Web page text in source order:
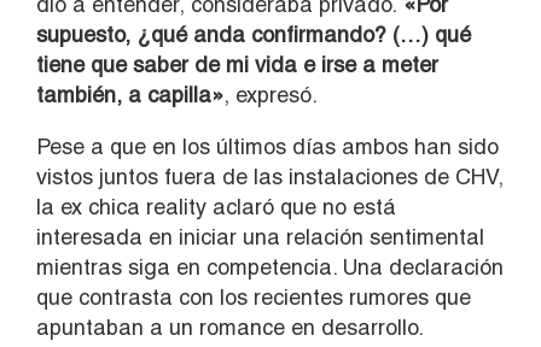
supuesto, ¿qué anda confirmando? (…) qué
tiene que saber de mi vida e irse a meter
también, a capilla», expresó.
Pese a que en los últimos días ambos han sido
vistos juntos fuera de las instalaciones de CHV,
la ex chica reality aclaró que no está
interesada en iniciar una relación sentimental
mientras siga en competencia. Una declaración
que contrasta con los recientes rumores que
apuntaban a un romance en desarrollo.